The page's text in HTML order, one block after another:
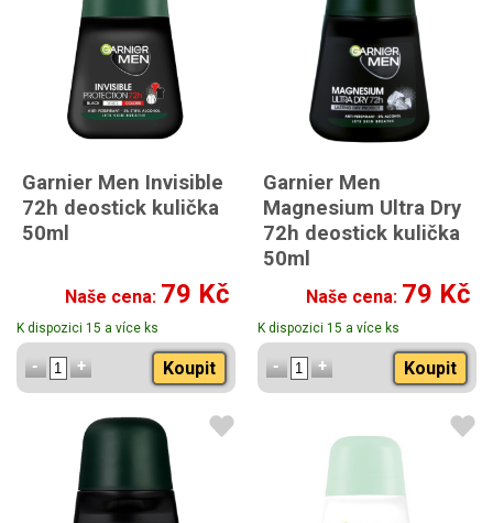
Garnier Men Invisible
72h deostick kulička
50ml
Naše cena: 79 Kč
K dispozici 15 a více ks
Koupit
Garnier Men
Magnesium Ultra Dry
72h deostick kulička
50ml
Naše cena: 79 Kč
K dispozici 15 a více ks
Koupit